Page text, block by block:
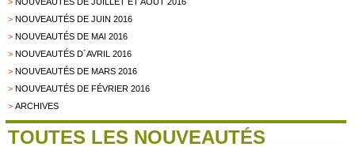
> NOUVEAUTÉS DE JUIN 2016
> NOUVEAUTÉS DE MAI 2016
> NOUVEAUTÉS D´AVRIL 2016
> NOUVEAUTÉS DE MARS 2016
> NOUVEAUTÉS DE FÉVRIER 2016
> ARCHIVES
TOUTES LES NOUVEAUTÉS